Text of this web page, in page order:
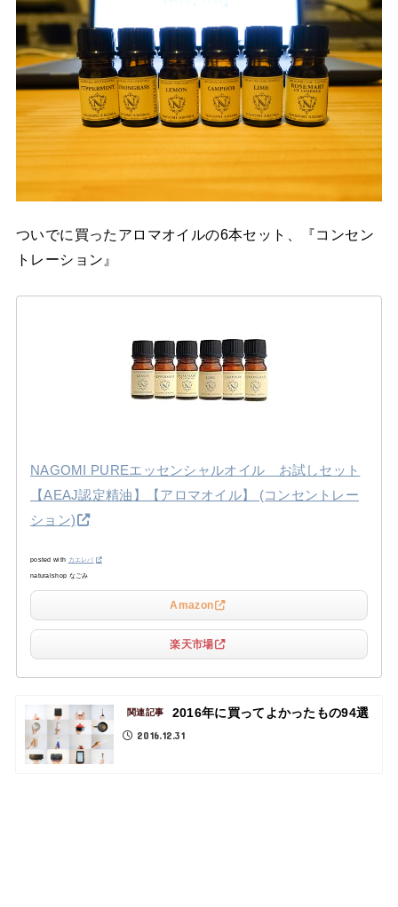
ついでに買ったアロマオイルの6本セット、『コンセン
トレーション』
NAGOMI PUREエッセンシャルオイル お試しセット
【AEAJ認定精油】【アロマオイル】 (コンセントレー
ション)
posted with カエレバ
naturalshop なごみ
Amazon
楽天市場
関連記事 2016年に買ってよかったもの94選
2016.12.31